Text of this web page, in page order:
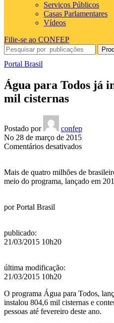
Serviços Públicos
Casas Parlamentares
Vídeos
Filie-se ao CONFEP
Portal Brasil
Água para Todos já
mil cisternas
Postado por
confep
No 28 de março de 2015
Comentários desativadosem
Todos
já
Mais de quatro milhões de
meio do programa, lançado em
porPortal Brasil
publicado:
21/03/2015 10h20
última modificação:
21/03/2015 10h20
O programa Água para Todos,
instalou 804,6 mil cisternas e
pessoas até fevereiro deste ano.